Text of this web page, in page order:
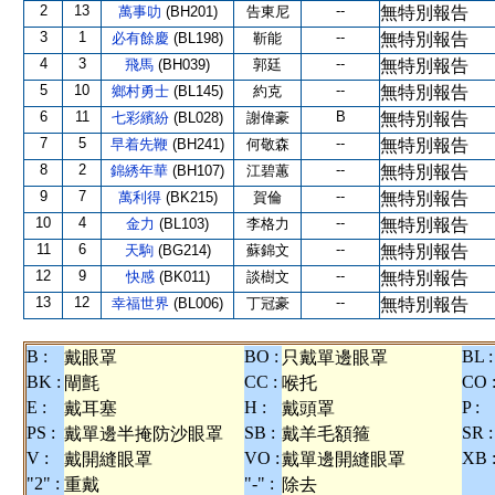
2 13 萬事叻 (BH201) 告東尼 -- 無特別報告
3 1 必有餘慶 (BL198) 靳能 -- 無特別報告
4 3 飛馬 (BH039) 郭廷 -- 無特別報告
5 10 鄉村勇士 (BL145) 約克 -- 無特別報告
6 11 七彩繽紛 (BL028) 謝偉豪 B 無特別報告
7 5 早着先鞭 (BH241) 何敬森 -- 無特別報告
8 2 錦綉年華 (BH107) 江碧蕙 -- 無特別報告
9 7 萬利得 (BK215) 賀倫 -- 無特別報告
10 4 金力 (BL103) 李格力 -- 無特別報告
11 6 天駒 (BG214) 蘇錦文 -- 無特別報告
12 9 快感 (BK011) 談樹文 -- 無特別報告
13 12 幸福世界 (BL006) 丁冠豪 -- 無特別報告
B : 戴眼罩 BO : 只戴單邊眼罩
BL :
BK : 閘氈 CC : 喉托
CO :
E :
戴耳塞 H : 戴頭罩
P :
PS : 戴單邊半掩防沙眼罩 SB : 戴羊毛額箍
SR :
V :
戴開縫眼罩 VO :戴單邊開縫眼罩
XB :
"2" : 重戴 "-" : 除去